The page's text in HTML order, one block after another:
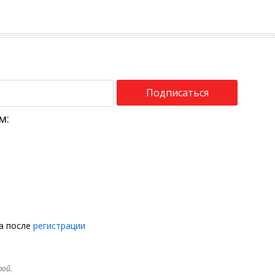
Подписаться
после регистрации